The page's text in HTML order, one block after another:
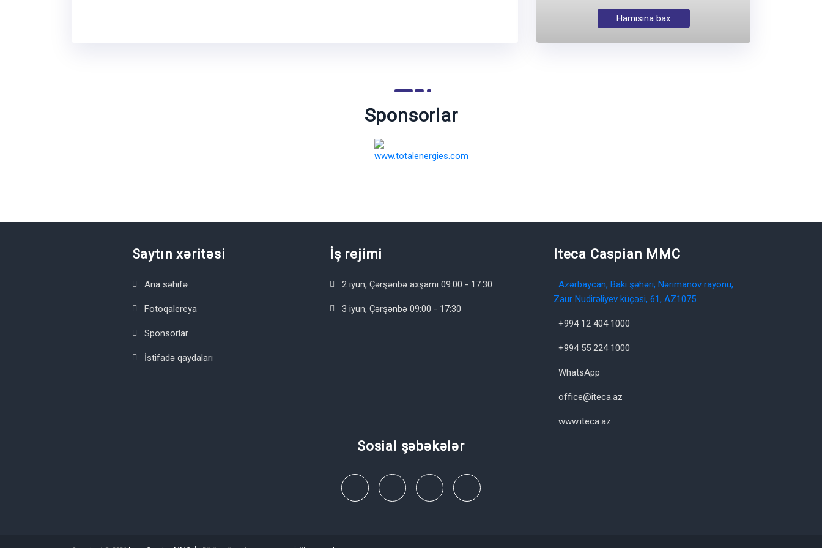
Hamısına bax
Sponsorlar
Saytın xəritəsi
Ana səhifə
Fotoqalereya
Sponsorlar
İstifadə qaydaları
İş rejimi
2 iyun, Çərşənbə axşamı 09:00 - 17:30
3 iyun, Çərşənbə 09:00 - 17:30
Iteca Caspian MMC
Azərbaycan, Bakı şəhəri, Nərimanov rayonu,
Zaur Nudirəliyev küçəsi, 61, AZ1075
+994 12 404 1000
+994 55 224 1000
WhatsApp
office@iteca.az
www.iteca.az
Sosial şəbəkələr